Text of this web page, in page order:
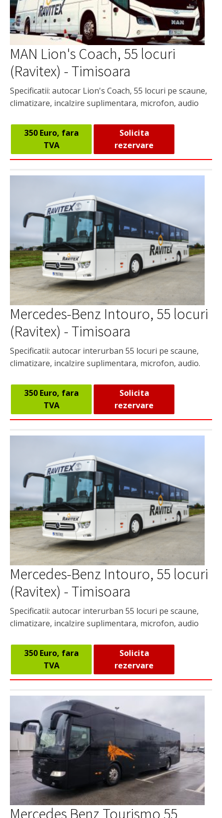
MAN Lion's Coach, 55 locuri
(Ravitex) - Timisoara
Specificatii: autocar Lion's Coach, 55 locuri pe scaune,
climatizare, incalzire suplimentara, microfon, audio
350 Euro, fara
TVA
Solicita
rezervare
Mercedes-Benz Intouro, 55 locuri
(Ravitex) - Timisoara
Specificatii: autocar interurban 55 locuri pe scaune,
climatizare, incalzire suplimentara, microfon, audio.
350 Euro, fara
TVA
Solicita
rezervare
Mercedes-Benz Intouro, 55 locuri
(Ravitex) - Timisoara
Specificatii: autocar interurban 55 locuri pe scaune,
climatizare, incalzire suplimentara, microfon, audio
350 Euro, fara
TVA
Solicita
rezervare
Mercedes Benz Tourismo 55